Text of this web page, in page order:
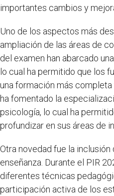
importantes cambios y
Uno de los aspectos más
ampliación de las áreas de
del examen han abarcado
lo cual ha permitido que los
una formación más completa
ha fomentado la
psicología, lo cual ha
profundizar en sus áreas de
Otra novedad fue la
enseñanza. Durante el PIR
diferentes técnicas
participación activa de los